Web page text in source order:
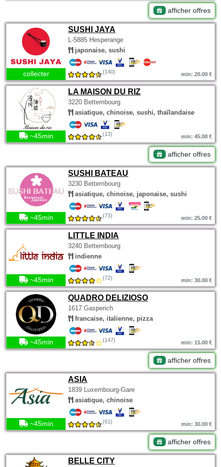
afficher offres
SUSHI JAYA
L-5885 Hesperange
japonaise, sushi
collecter (140) min: 20.00 €
LA MAISON DU RIZ
3220 Bettembourg
asiatique, chinoise, sushi, thaïlandaise
~45min (13) min: 45.00 €
afficher offres
SUSHI BATEAU
3230 Bettembourg
asiatique, chinoise, japonaise, sushi
~45min (73) min: 25.00 €
LITTLE INDIA
3240 Bettembourg
indienne
~45min (72) min: 30.00 €
QUADRO DELIZIOSO
1617 Gasperich
francaise, italienne, pizza
~45min (147) min: 15.00 €
afficher offres
ASIA
1839 Luxembourg-Gare
asiatique, chinoise
~45min (61) min: 30.00 €
afficher offres
BELLE CITY